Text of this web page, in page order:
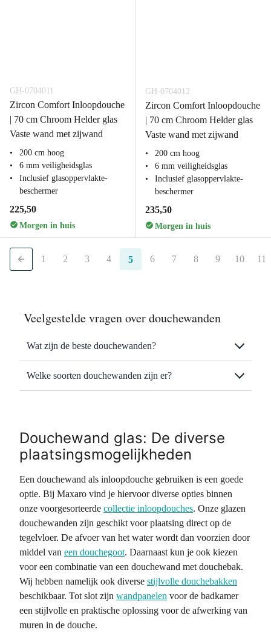
GH-0704011
Zircon Comfort Inloopdouche
| 70 cm Chroom Helder glas
Vaste wand met zijwand
200 cm hoog
6 mm veiligheidsglas
Inclusief glasoppervlakte-
beschermer
225,50
Morgen in huis
GH-0704012
Zircon Comfort Inloopdouche
| 70 cm Chroom Helder glas
Vaste wand met zijwand
200 cm hoog
6 mm veiligheidsglas
Inclusief glasoppervlakte-
beschermer
235,50
Morgen in huis
1 2 3 4 5 6 7 8 9 10 11
Veelgestelde vragen over douchewanden
Wat zijn de beste douchewanden?
Welke soorten douchewanden zijn er?
Douchewand glas: De diverse
plaatsingsmogelijkheden
Een douchewand als inloopdouche gebruiken is een goede
optie. Bij Maxaro vind je hiervoor diverse opties binnen
onze voorgesorteerde collectie inloopdouches. Onze glazen
douchewanden zijn geschikt voor plaatsing direct op de
tegelvloer. De afvoer van het water wordt dan voorzien door
middel van een douchegoot. Daarnaast kun je ook kiezen
voor een combinatie van een douchewand met douchebak.
Wij hebben namelijk ook diverse stijlvolle douchebakken
beschikbaar. Tot slot zijn wandpanelen voor de badkamer
een stijlvolle en praktische oplossing voor de afwerking van
muren in de douche.